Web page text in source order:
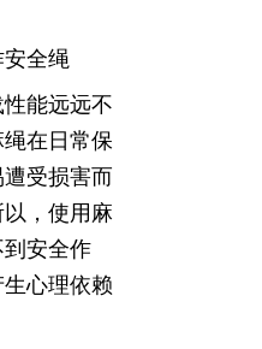
安全绳
能远远不
在日常保
受损害而
，使用麻
安全作
心理依赖